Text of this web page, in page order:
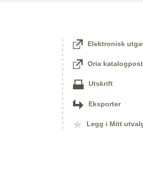
Elektronisk
Oria katalogpost
Utskrift
Eksporter
Legg i Mitt